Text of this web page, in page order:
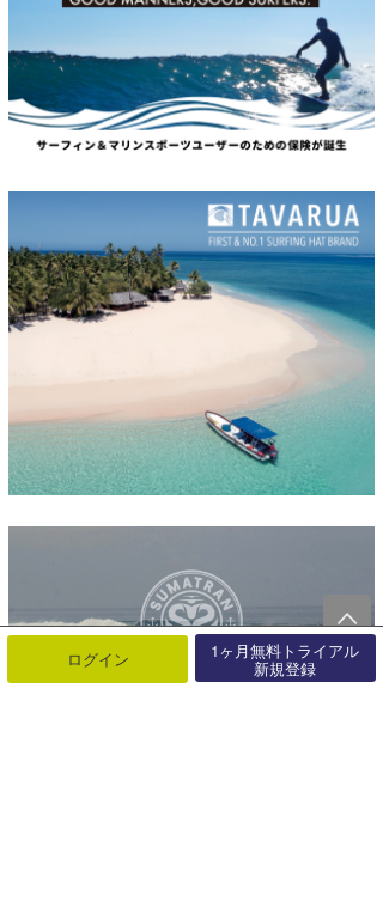
ログイン 1ヶ月無料トライアル
新規登録